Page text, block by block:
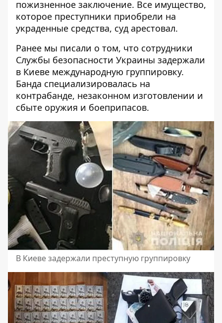
пожизненное заключение. Все имущество,
которое преступники приобрели на
украденные средства, суд арестовал.
Ранее мы писали о том, что сотрудники
Службы безопасности Украины задержали
в Киеве международную группировку.
Банда специализировалась на
контрабанде, незаконном изготовлении и
сбыте оружия и боеприпасов.
В Киеве задержали преступную группировку